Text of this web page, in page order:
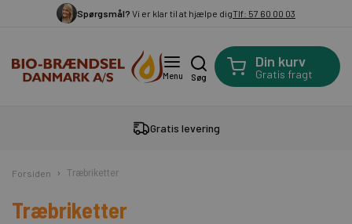
Spørgsmål? Vi er klar til at hjælpe digTlf: 57 60 00 03
Menu Søg
Din kurv
Gratis fragt
Gratis levering
Forsiden Træbriketter
Træbriketter